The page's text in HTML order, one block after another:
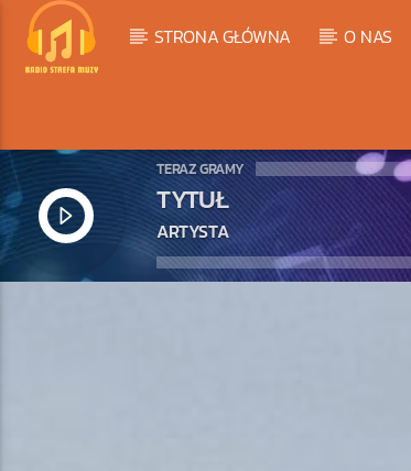
STRONA GŁÓWNA O NAS
TERAZ GRAMY
TYTUŁ
ARTYSTA